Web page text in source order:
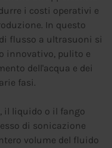
i costi operativi e
In questo
flusso a ultrasuoni si
innovativo, pulito e
dell'acqua e dei
fasi.
il liquido o il fango
di sonicazione
volume del fluido